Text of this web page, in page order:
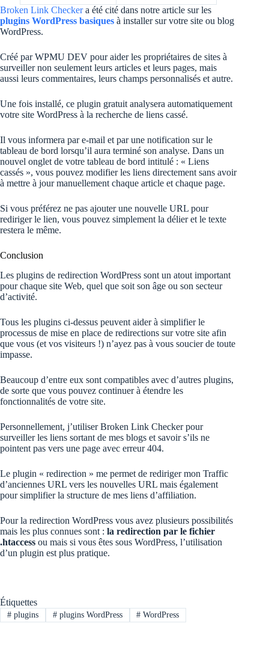
Broken Link Checkera été cité dans notre article sur les
plugins WordPress basiques à installer sur votre site ou blog
WordPress.
Créé par WPMU DEV pour aider les propriétaires de sites à
surveiller non seulement leurs articles et leurs pages, mais
aussi leurs commentaires, leurs champs personnalisés et autre.
Une fois installé, ce plugin gratuit analysera automatiquement
votre site WordPress à la recherche de liens cassé.
Il vous informera par e-mail et par une notification sur le
tableau de bord lorsqu’il aura terminé son analyse. Dans un
nouvel onglet de votre tableau de bord intitulé : « Liens
cassés », vous pouvez modifier les liens directement sans avoir
à mettre à jour manuellement chaque article et chaque page.
Si vous préférez ne pas ajouter une nouvelle URL pour
rediriger le lien, vous pouvez simplement la délier et le texte
restera le même.
Conclusion
Les plugins de redirection WordPress sont un atout important
pour chaque site Web, quel que soit son âge ou son secteur
d’activité.
Tous les plugins ci-dessus peuvent aider à simplifier le
processus de mise en place de redirections sur votre site afin
que vous (et vos visiteurs !) n’ayez pas à vous soucier de toute
impasse.
Beaucoup d’entre eux sont compatibles avec d’autres plugins,
de sorte que vous pouvez continuer à étendre les
fonctionnalités de votre site.
Personnellement, j’utiliser Broken Link Checker pour
surveiller les liens sortant de mes blogs et savoir s’ils ne
pointent pas vers une page avec erreur 404.
Le plugin « redirection » me permet de rediriger mon Traffic
d’anciennes URL vers les nouvelles URL mais également
pour simplifier la structure de mes liens d’affiliation.
Pour la redirection WordPress vous avez plusieurs possibilités
mais les plus connues sont : la redirection par le fichier
.htaccess ou mais si vous êtes sous WordPress, l’utilisation
d’un plugin est plus pratique.
Étiquettes
#plugins #plugins WordPress # WordPress